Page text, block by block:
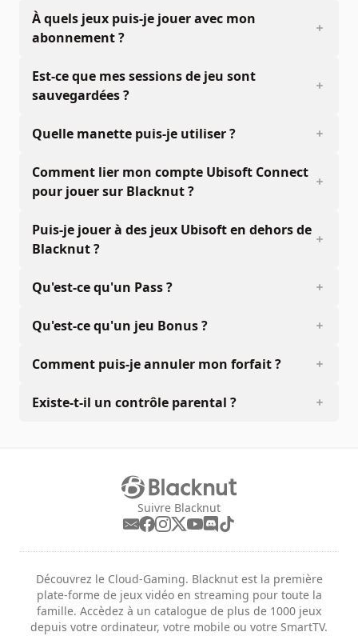
À quels jeux puis-je jouer avec mon
abonnement ?
Est-ce que mes sessions de jeu sont
sauvegardées ?
Quelle manette puis-je utiliser ?
Comment lier mon compte Ubisoft Connect
pour jouer sur Blacknut ?
Puis-je jouer à des jeux Ubisoft en dehors de
Blacknut ?
Qu'est-ce qu'un Pass ?
Qu'est-ce qu'un jeu Bonus ?
Comment puis-je annuler mon forfait ?
Existe-t-il un contrôle parental ?
Suivre Blacknut
Découvrez le Cloud-Gaming. Blacknut est la première
plate-forme de jeux vidéo en streaming pour toute la
famille. Accèdez à un catalogue de plus de 1000 jeux
depuis votre ordinateur, votre mobile ou votre SmartTV.